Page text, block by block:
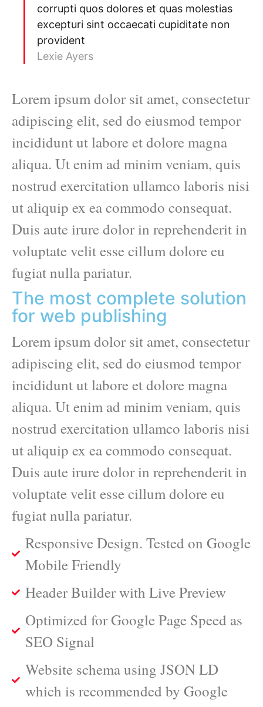
corrupti quos dolores et quas molestias
excepturi sint occaecati cupiditate non
provident
Lexie Ayers
Lorem ipsum dolor sit amet, consectetur
adipiscing elit, sed do eiusmod tempor
incididunt ut labore et dolore magna
aliqua. Ut enim ad minim veniam, quis
nostrud exercitation ullamco laboris nisi
ut aliquip ex ea commodo consequat.
Duis aute irure dolor in reprehenderit in
voluptate velit esse cillum dolore eu
fugiat nulla pariatur.
The most complete solution
for web publishing
Lorem ipsum dolor sit amet, consectetur
adipiscing elit, sed do eiusmod tempor
incididunt ut labore et dolore magna
aliqua. Ut enim ad minim veniam, quis
nostrud exercitation ullamco laboris nisi
ut aliquip ex ea commodo consequat.
Duis aute irure dolor in reprehenderit in
voluptate velit esse cillum dolore eu
fugiat nulla pariatur.
Responsive Design. Tested on Google
Mobile Friendly
Header Builder with Live Preview
Optimized for Google Page Speed as
SEO Signal
Website schema using JSON LD
which is recommended by Google